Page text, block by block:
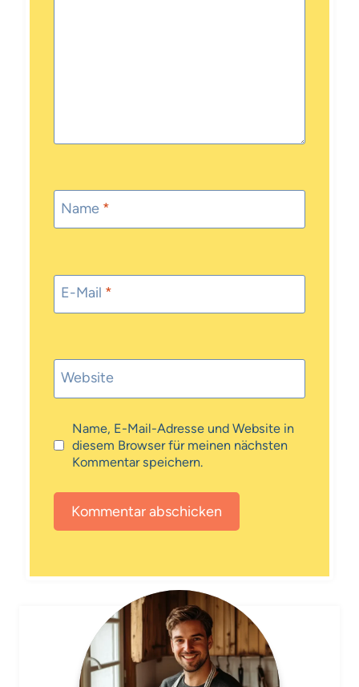
Name *
E-Mail *
Website
Name, E-Mail-Adresse und Website in
diesem Browser für meinen nächsten
Kommentar speichern.